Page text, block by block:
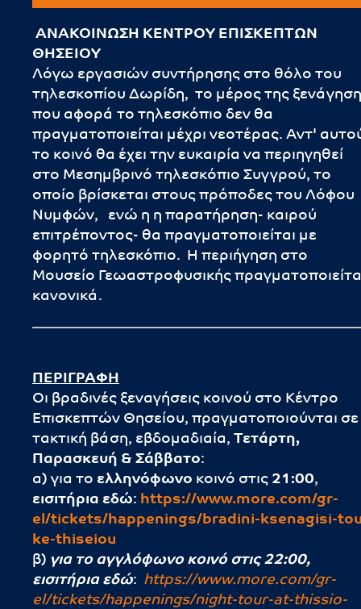
ΑΝΑΚΟΙΝΩΣΗ ΚΕΝΤΡΟΥ ΕΠΙΣΚΕΠΤΩΝ
ΘΗΣΕΙΟΥ
Λόγω εργασιών συντήρησης στο θόλο του
τηλεσκοπίου Δωρίδη, το μέρος της
που αφορά το τηλεσκόπιο δεν θα
πραγματοποιείται μέχρι νεοτέρας. Αντ'
το κοινό θα έχει την ευκαιρία να περιηγηθεί
στο Μεσημβρινό τηλεσκόπιο Συγγρού, το
οποίο βρίσκεται στους πρόποδες του Λόφου
Νυμφών, ενώ η η παρατήρηση- καιρού
επιτρέποντος- θα πραγματοποιείται με
φορητό τηλεσκόπιο. Η περιήγηση στο
Μουσείο Γεωαστροφυσικής
κανονικά.
ΠΕΡΙΓΡΑΦΗ
Οι βραδινές ξεναγήσεις κοινού στο Κέντρο
Επισκεπτών Θησείου, πραγματοποιούνται σε
τακτική βάση, εβδομαδιαία, Τετάρτη,
Παρασκευή & Σάββατο:
α) για το ελληνόφωνο κοινό στις 21:00,
εισιτήρια εδώ: https://www.more.com/gr-
el/tickets/happenings/bradini-ksenagisi-
ke-thiseiou
β) για το αγγλόφωνο κοινό στις 22:00,
εισιτήρια εδώ: https://www.more.com/gr-
el/tickets/happenings/night-tour-at-thissio-